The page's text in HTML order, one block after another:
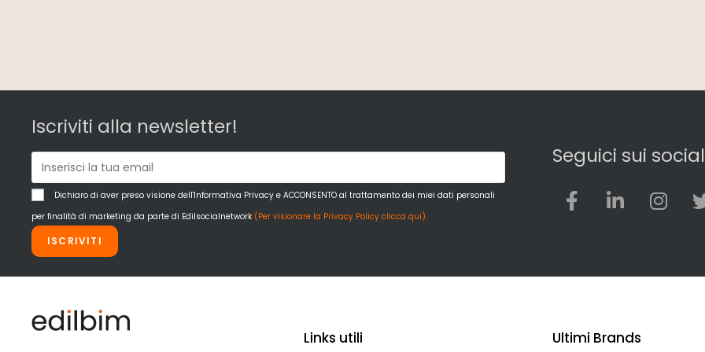
Iscriviti alla newsletter!
Dichiaro di aver preso visione dell'Informativa Privacy e ACCONSENTO al trattamento dei miei dati personali
per finalità di marketing da parte di Edilsocialnetwork (Per visionare la Privacy Policy clicca qui).
ISCRIVITI
Seguici sui social
Links utili Ultimi Brands